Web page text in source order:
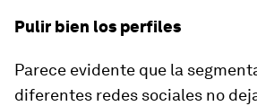
Pulir bien los perfiles
Parece evidente que la
diferentes redes sociales no